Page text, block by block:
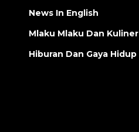
News In English
Mlaku Mlaku Dan Kuliner
Hiburan Dan Gaya Hidup